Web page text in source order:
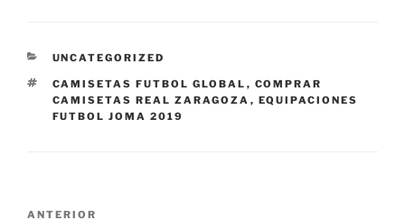
CATEGORÍAS
UNCATEGORIZED
ETIQUETAS
CAMISETAS FUTBOL GLOBAL , COMPRAR
CAMISETAS REAL ZARAGOZA , EQUIPACIONES
FUTBOL JOMA 2019
Navegación
Entrada
ANTERIOR